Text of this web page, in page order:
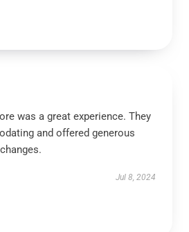
was a great experience. They
and offered generous
Jul 8, 2024